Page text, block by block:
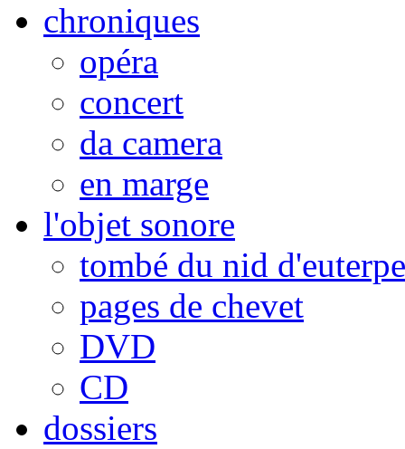
chroniques
opéra
concert
da camera
en marge
l'objet sonore
tombé du nid d'euterpe
pages de chevet
DVD
CD
dossiers